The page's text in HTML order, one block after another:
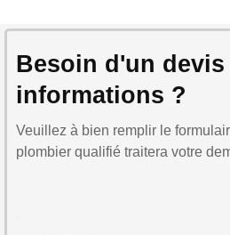
Besoin d'un devis
informations ?
Veuillez à bien remplir le
plombier qualifié traitera votre